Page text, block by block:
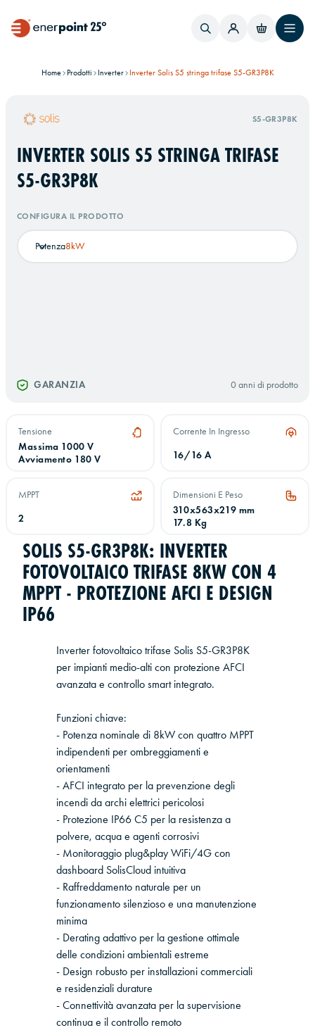
Home Prodotti Inverter Inverter Solis S5 stringa trifase S5-GR3P8K
S5-GR3P8K
INVERTER SOLIS S5 STRINGA TRIFASE
S5-GR3P8K
CONFIGURA IL PRODOTTO
Potenza8kW
GARANZIA 0 anni di prodotto
Tensione
Massima 1000 V
Avviamento 180 V
Corrente In Ingresso
16/16 A
MPPT
2
Dimensioni E Peso
310x563x219 mm
17.8 Kg
SOLIS S5-GR3P8K: INVERTER
FOTOVOLTAICO TRIFASE 8KW CON 4
MPPT - PROTEZIONE AFCI E DESIGN
IP66
Inverter fotovoltaico trifase Solis S5-GR3P8K
per impianti medio-alti con protezione AFCI
avanzata e controllo smart integrato.
Funzioni chiave:
- Potenza nominale di 8kW con quattro MPPT
indipendenti per ombreggiamenti e
orientamenti
- AFCI integrato per la prevenzione degli
incendi da archi elettrici pericolosi
- Protezione IP66 C5 per la resistenza a
polvere, acqua e agenti corrosivi
- Monitoraggio plug&play WiFi/4G con
dashboard SolisCloud intuitiva
- Raffreddamento naturale per un
funzionamento silenzioso e una manutenzione
minima
- Derating adattivo per la gestione ottimale
delle condizioni ambientali estreme
- Design robusto per installazioni commerciali
e residenziali durature
- Connettività avanzata per la supervisione
continua e il controllo remoto